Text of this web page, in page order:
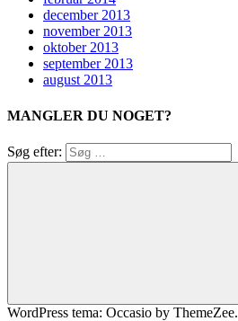
december 2013
november 2013
oktober 2013
september 2013
august 2013
MANGLER DU NOGET?
Søg efter:
WordPress tema: Occasio by ThemeZee.